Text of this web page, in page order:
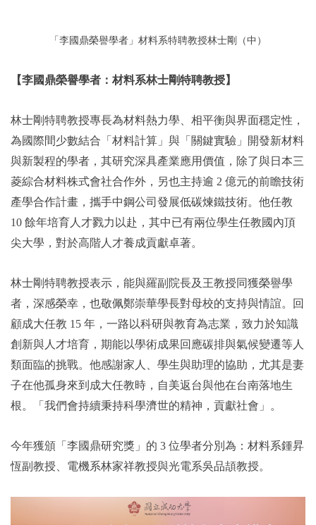
「李國鼎榮譽學者」材料系特聘教授林士剛（中）
【李國鼎榮譽學者：材料系林士剛特聘教授】
林士剛特聘教授專長為材料熱力學、相平衡與界面穩定性，
為國際間少數結合「材料計算」與「關鍵實驗」開發新材料
與新製程的學者，其研究深具產業應用價值，除了與日本三
菱綜合材料株式會社合作外，另也主持逾 2 億元的前瞻技術
產學合作計畫，攜手中鋼公司發展低碳煉鐵技術。他任教
10 餘年培育人才戮力以赴，其中已有兩位學生任教國內頂
尖大學，對於高階人才養成貢獻卓著。
林士剛特聘教授表示，能與羅副院長及王教授同獲榮譽學
者，深感榮幸，也敬佩鄭崇華學長對母校的支持與情誼。回
顧成大任教 15 年，一路以科研與教育為志業，致力於知識
創新與人才培育，期能以學術成果回應碳排與氣候變遷等人
類面臨的挑戰。他感謝家人、學生與助理的協助，尤其是妻
子在他孤身來到成大任教時，自美返台與他在台南落地生
根。「我們會持續秉持科學濟世的精神，貢獻社會」。
今年獲頒「李國鼎研究獎」的 3 位學者分別為：材料系鍾昇
恆副教授、電機系林家祥教授與光電系吳品頡教授。